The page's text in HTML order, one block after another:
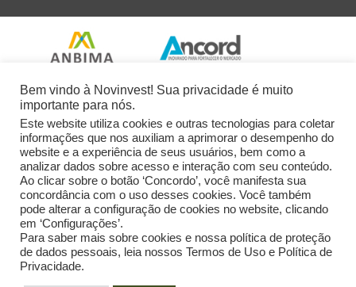
Bem vindo à Novinvest! Sua privacidade é muito
importante para nós.
Este website utiliza cookies e outras tecnologias para coletar
informações que nos auxiliam a aprimorar o desempenho do
website e a experiência de seus usuários, bem como a
analizar dados sobre acesso e interação com seu conteúdo.
Ao clicar sobre o botão ‘Concordo’, você manifesta sua
concordância com o uso desses cookies. Você também
pode alterar a configuração de cookies no website, clicando
em ‘Configurações’.
Para saber mais sobre cookies e nossa política de proteção
de dados pessoais, leia nossos Termos de Uso e Política de
Privacidade.